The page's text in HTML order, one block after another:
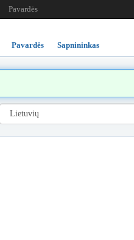
Pavardės
Pavardės Sapnininkas